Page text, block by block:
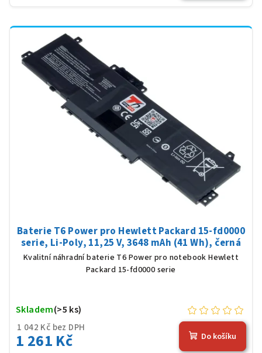
Baterie T6 Power pro Hewlett Packard 15-fd0000
serie, Li-Poly, 11,25 V, 3648 mAh (41 Wh), černá
Kvalitní náhradní baterie T6 Power pro notebook Hewlett
Packard 15-fd0000 serie
1 042 Kč bez DPH
1 261 Kč
Skladem(>5 ks)
Do košíku